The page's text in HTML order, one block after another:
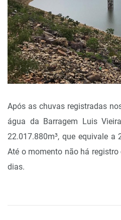
Após as chuvas registradas
água da Barragem Luis
22.017.880m³, que equivale a
Até o momento não há
dias.